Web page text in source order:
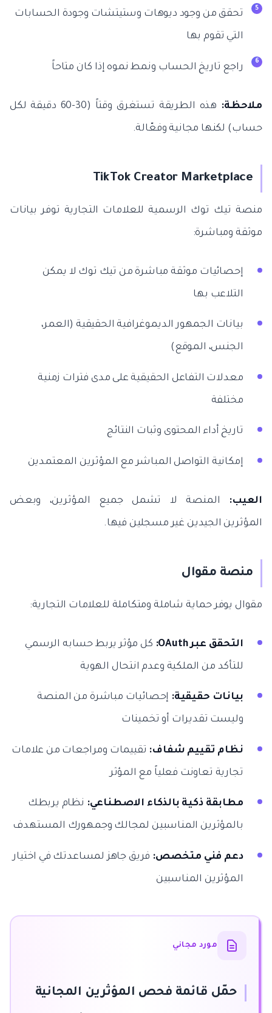
تحقق من وجود ديوهات وستيتشات وجودة الحسابات
التي تقوم بها
راجع تاريخ الحساب ونمط نموه إذا كان متاحاً
ملاحظة: هذه الطريقة تستغرق وقتاً (30-60 دقيقة لكل
حساب) لكنها مجانية وفعّالة.
TikTok Creator Marketplace
منصة تيك توك الرسمية للعلامات التجارية توفر بيانات
موثقة ومباشرة:
إحصائيات موثقة مباشرة من تيك توك لا يمكن
التلاعب بها
بيانات الجمهور الديموغرافية الحقيقية (العمر،
الجنس، الموقع)
معدلات التفاعل الحقيقية على مدى فترات زمنية
مختلفة
تاريخ أداء المحتوى وثبات النتائج
إمكانية التواصل المباشر مع المؤثرين المعتمدين
العيب: المنصة لا تشمل جميع المؤثرين، وبعض
المؤثرين الجيدين غير مسجلين فيها.
منصة مقوال
مقوال يوفر حماية شاملة ومتكاملة للعلامات التجارية:
التحقق عبر OAuth: كل مؤثر يربط حسابه الرسمي
للتأكد من الملكية وعدم انتحال الهوية
بيانات حقيقية: إحصائيات مباشرة من المنصة
وليست تقديرات أو تخمينات
نظام تقييم شفاف: تقييمات ومراجعات من علامات
تجارية تعاونت فعلياً مع المؤثر
مطابقة ذكية بالذكاء الاصطناعي: نظام يربطك
بالمؤثرين المناسبين لمجالك وجمهورك المستهدف
دعم فني متخصص: فريق جاهز لمساعدتك في اختيار
المؤثرين المناسبين
مورد مجاني
حمّل قائمة فحص المؤثرين المجانية